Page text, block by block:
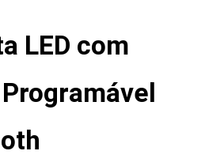
LED com